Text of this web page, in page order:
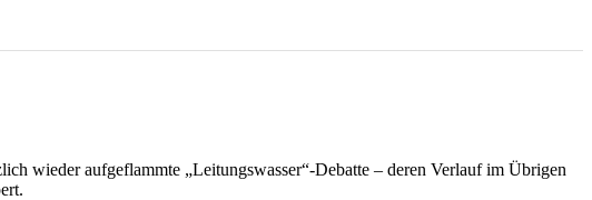
wieder aufgeflammte „Leitungswasser“-Debatte – deren Verlauf im Übrigen